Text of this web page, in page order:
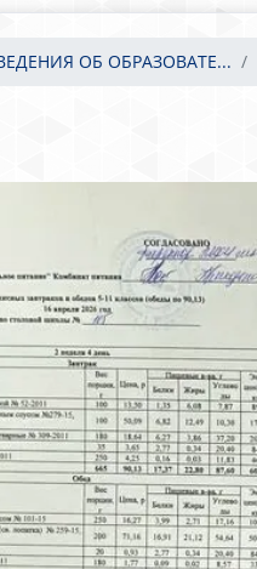
ОБ ОБРАЗОВАТЕ...